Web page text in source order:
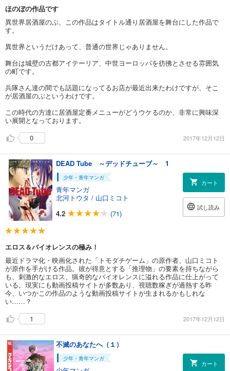
ほのぼの作品です
異世界居酒屋のぶ、この作品はタイトル通り居酒屋を舞台にした作品で
す。
異世界というだけあって、普通の世界じゃありません。
舞台は城壁の古都アイテーリア、中世ヨーロッパを彷彿とさせる雰囲気
の町です。
兵隊さん達の間でも話題になってるお店が最近出来たわけですが、そこ
が居酒屋のぶというわけです。
この時代の方達に居酒屋定番メニューがどうウケるのか、非常に興味深
い展開となっております。
0
2017年12月12日
DEAD Tube ～デッドチューブ～ 1
少年・青年マンガ
青年マンガ
北河トウタ / 山口ミコト
4.2
(71)
カート
試し読み
エロス＆バイオレンスの極み！
最近ドラマ化・映画化された「トモダチゲーム」の原作者、山口ミコト
が原作を手がける作品。彼が得意とする「推理物」の要素を持ちながら
も、刺激的なエロス、猟奇的なバイオレンスに溢れる作品に仕上がって
いる。現実にも動画投稿サイトが多数あり、視聴数稼ぎが過熱する昨
今、いつかこの作品のような動画投稿サイトが生まれるかもしれな
い……？
1
2017年12月12日
不滅のあなたへ（１）
少年・青年マンガ
カート